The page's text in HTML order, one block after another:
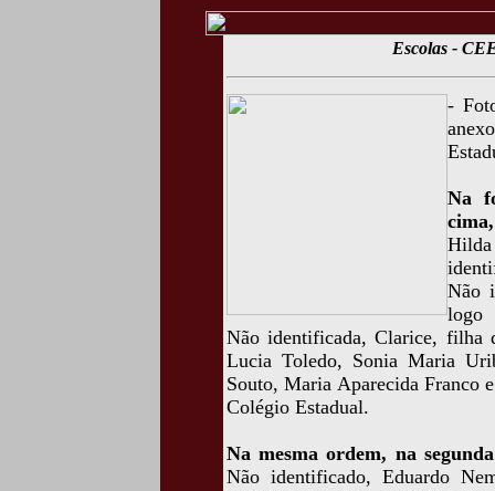
Escolas -
-
Na
Não
logo
Não identificada, Clarice, filha
Lucia Toledo, Sonia Maria
Souto, Maria Aparecida Franco
Colégio Estadual.
Na mesma ordem, na
Não identificado, Eduardo